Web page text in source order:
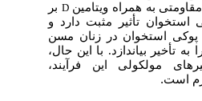
به همراه ویتامین D بر
تأثیر مثبت دارد و
پوکی استخوان در زنان مسن
تأخیر بیاندازد. با این حال،
مولکولی این فرآیند،
است.